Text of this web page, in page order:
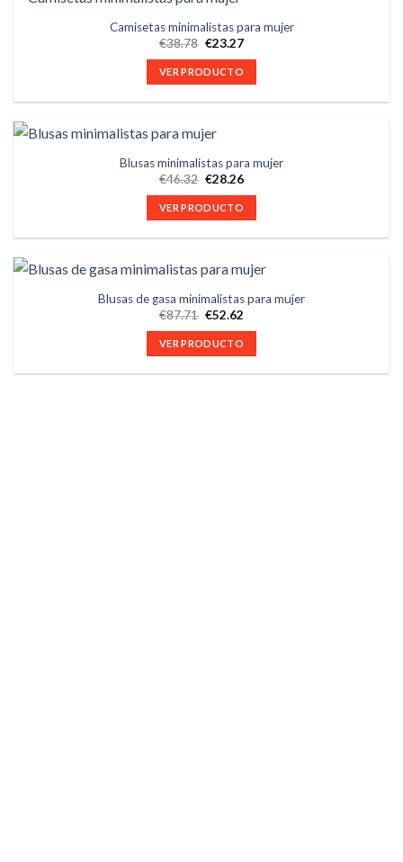
Camisetas minimalistas para mujer
€38.78 €23.27
VER PRODUCTO
Blusas minimalistas para mujer
€46.32 €28.26
VER PRODUCTO
Blusas de gasa minimalistas para mujer
€87.71 €52.62
VER PRODUCTO